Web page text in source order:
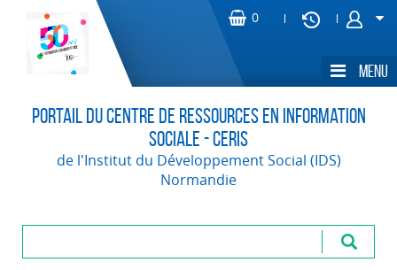
Portail du Centre de Ressources en Information
Sociale - CERIS
de l'Institut du Développement Social (IDS)
Normandie